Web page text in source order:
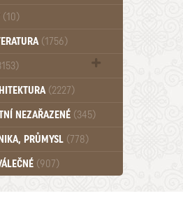
osobní rozvoj (761)
(10)
(1756)
(1297)
(259)
(556)
(499)
(2227)
NEZAŘAZENÉ (345)
PRŮMYSL (778)
(907)